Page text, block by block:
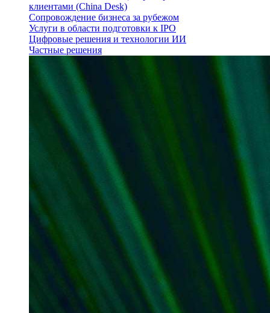
клиентами (China Desk)
Сопровождение бизнеса за рубежом
Услуги в области подготовки к IPO
Цифровые решения и технологии ИИ
Частные решения